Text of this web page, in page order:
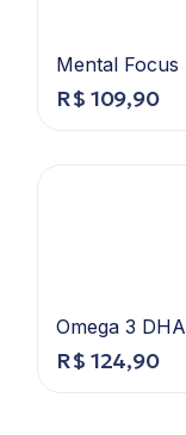
Mental Focus
R$ 109,90
Omega 3 DHA
R$ 124,90